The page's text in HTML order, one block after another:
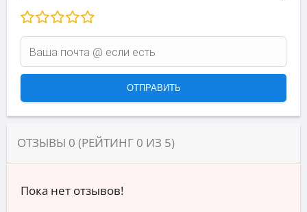
ОТЗЫВЫ 0 (РЕЙТИНГ 0 ИЗ 5)
Пока нет отзывов!